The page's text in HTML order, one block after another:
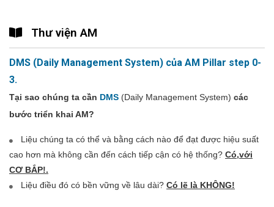
Thư viện AM
DMS (Daily Management System) của AM Pillar step 0-
3.
Tại sao chúng ta cần DMS (Daily Management System) các
bước triển khai AM?
Liệu chúng ta có thể và bằng cách nào để đạt được hiệu suất
cao hơn mà không cần đến cách tiếp cận có hệ thống? Có,với
CƠ BẮP!.
Liệu điều đó có bền vững về lâu dài? Có lẽ là KHÔNG!